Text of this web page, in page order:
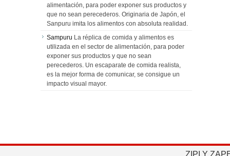
alimentación, para poder exponer sus productos y
que no sean perecederos. Originaria de Japón, el
Sanpuru imita los alimentos con absoluta realidad.
Sampuru La réplica de comida y alimentos es
utilizada en el sector de alimentación, para poder
exponer sus productos y que no sean
perecederos. Un escaparate de comida realista,
es la mejor forma de comunicar, se consigue un
impacto visual mayor.
ZIPI Y